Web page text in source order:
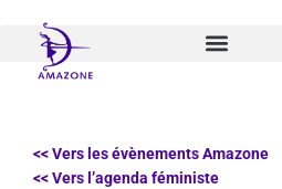
contenu
<< Vers les évènements Amazone
<< Vers l’agenda féministe